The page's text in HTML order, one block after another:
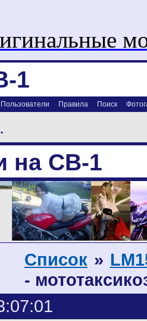
1
Пользователи Правила Поиск
на CB-1
Список »
-